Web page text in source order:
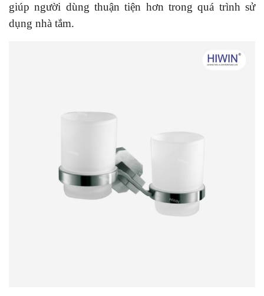
giúp người dùng thuận tiện hơn trong quá trình sử
dụng nhà tắm.